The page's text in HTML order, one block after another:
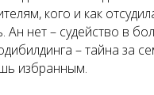
кого и как
Ан нет – судейство в
– тайна за
избранным.